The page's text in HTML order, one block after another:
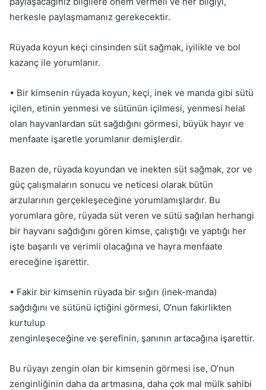
herkesle paylaşmamanız gerekecektir.
Rüyada koyun keçi cinsinden süt sağmak, iyilikle ve bol
kazanç ile yorumlanır.
• Bir kimsenin rüyada koyun, keçi, inek ve manda gibi sütü
içilen, etinin yenmesi ve sütünün içilmesi, yenmesi helal
olan hayvanlardan süt sağdığını görmesi, büyük hayır ve
menfaate işaretle yorumlanır demişlerdir.
Bazen de, rüyada koyundan ve inekten süt sağmak, zor ve
güç çalışmaların sonucu ve neticesi olarak bütün
arzularının gerçekleşeceğine yorumlamışlardır. Bu
yorumlara göre, rüyada süt veren ve sütü sağılan herhangi
bir hayvanı sağdığını gören kimse, çalıştığı ve yaptığı her
işte başarılı ve verimli olacağına ve hayra menfaate
ereceğine işarettir.
• Fakir bir kimsenin rüyada bir sığırı (inek-manda)
sağdığını ve sütünü içtiğini görmesi, O’nun fakirlikten
kurtulup
zenginleşeceğine ve şerefinin, şanının artacağına işarettir.
Bu rüyayı zengin olan bir kimsenin görmesi ise, O’nun
zenginliğinin daha da artmasına, daha çok mal mülk sahibi